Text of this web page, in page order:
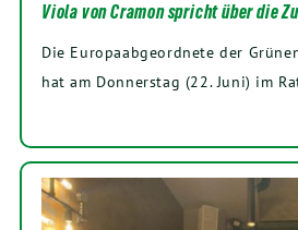
Viola von Cramon spricht über die
Die Europaabgeordnete der
hat am Donnerstag (22. Juni) im